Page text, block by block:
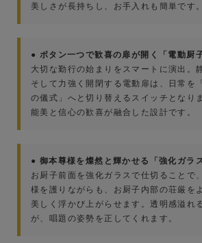
美しさが長持ちし、お手入れも簡単です。
● ボタン一つで歓喜の扉が開く「電動厨
大切な勤行の始まりをスマートに演出。
そして力強く開閉する電動扉は、日常を
の儀式」へと切り替えるスイッチとなり
能美と信心の歓喜が融合した設計です。
● 御本尊様を燦然と輝かせる「強化ガラ
お厨子前面を強化ガラスで仕切ることで
様を護りながらも、お厨子内部の荘厳を
美しく浮かび上がらせます。透明感溢れ
が、唱題の姿勢を正してくれます。